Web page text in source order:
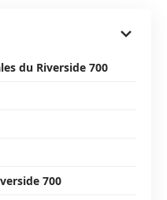
du Riverside 700
700